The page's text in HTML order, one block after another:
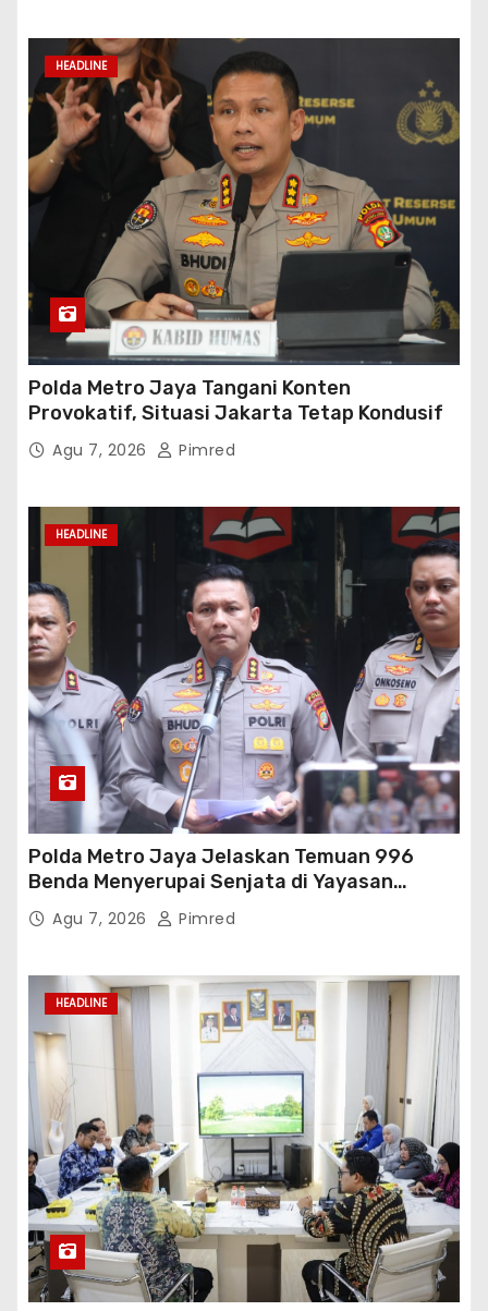
HEADLINE
Polda Metro Jaya Tangani Konten
Provokatif, Situasi Jakarta Tetap Kondusif
Agu 7, 2026 Pimred
HEADLINE
Polda Metro Jaya Jelaskan Temuan 996
Benda Menyerupai Senjata di Yayasan
Jaksel
Agu 7, 2026 Pimred
HEADLINE